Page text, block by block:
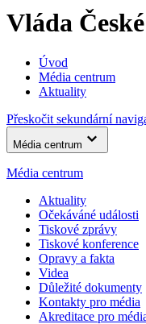
Vláda
Úvod
Média centrum
Aktuality
Přeskočit sekundární
Média centrum
Média centrum
Aktuality
Očekáváné události
Tiskové zprávy
Tiskové konference
Opravy a fakta
Videa
Důležité dokumenty
Kontakty pro média
Akreditace pro